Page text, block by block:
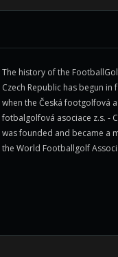
The history of the
Czech Republic has begun in
when the Česká footgolfová a
fotbalgolfová asociace z.s. -
was founded and became a
the World Footballgolf